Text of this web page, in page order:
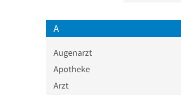
A
Augenarzt
Apotheke
Arzt